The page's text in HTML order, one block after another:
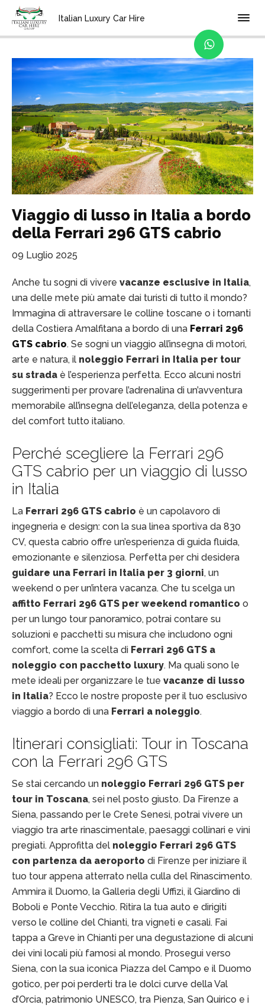
Italian Luxury Car Hire
Home Blog
Viaggio di lusso in Italia a bordo
della Ferrari 296 GTS cabrio
09 Luglio 2025
Anche tu sogni di vivere vacanze esclusive in Italia,
una delle mete più amate dai turisti di tutto il mondo?
Immagina di attraversare le colline toscane o i tornanti
della Costiera Amalfitana a bordo di una Ferrari 296
GTS cabrio. Se sogni un viaggio all’insegna di motori,
arte e natura, il noleggio Ferrari in Italia per tour
su strada è l’esperienza perfetta. Ecco alcuni nostri
suggerimenti per provare l’adrenalina di un’avventura
memorabile all’insegna dell’eleganza, della potenza e
del comfort tutto italiano.
Perché scegliere la Ferrari 296
GTS cabrio per un viaggio di lusso
in Italia
La Ferrari 296 GTS cabrio è un capolavoro di
ingegneria e design: con la sua linea sportiva da 830
CV, questa cabrio offre un’esperienza di guida fluida,
emozionante e silenziosa. Perfetta per chi desidera
guidare una Ferrari in Italia per 3 giorni, un
weekend o per un’intera vacanza. Che tu scelga un
affitto Ferrari 296 GTS per weekend romantico o
per un lungo tour panoramico, potrai contare su
soluzioni e pacchetti su misura che includono ogni
comfort, come la scelta di Ferrari 296 GTS a
noleggio con pacchetto luxury. Ma quali sono le
mete ideali per organizzare le tue vacanze di lusso
in Italia? Ecco le nostre proposte per il tuo esclusivo
viaggio a bordo di una Ferrari a noleggio.
Itinerari consigliati: Tour in Toscana
con la Ferrari 296 GTS
Se stai cercando un noleggio Ferrari 296 GTS per
tour in Toscana, sei nel posto giusto. Da Firenze a
Siena, passando per le Crete Senesi, potrai vivere un
viaggio tra arte rinascimentale, paesaggi collinari e vini
pregiati. Approfitta del noleggio Ferrari 296 GTS
con partenza da aeroporto di Firenze per iniziare il
tuo tour appena atterrato nella culla del Rinascimento.
Ammira il Duomo, la Galleria degli Uffizi, il Giardino di
Boboli e Ponte Vecchio. Ritira la tua auto e dirigiti
verso le colline del Chianti, tra vigneti e casali. Fai
tappa a Greve in Chianti per una degustazione di alcuni
dei vini locali più famosi al mondo. Prosegui verso
Siena, con la sua iconica Piazza del Campo e il Duomo
gotico, per poi perderti tra le dolci curve della Val
d’Orcia, patrimonio UNESCO, tra Pienza, San Quirico e i